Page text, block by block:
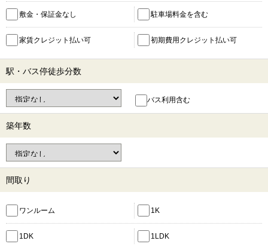
敷金・保証金なし 駐車場料金を含む
家賃クレジット払い可 初期費用クレジット払い可
駅・バス停徒歩分数
バス利用含む
築年数
間取り
ワンルーム 1K
1DK 1LDK